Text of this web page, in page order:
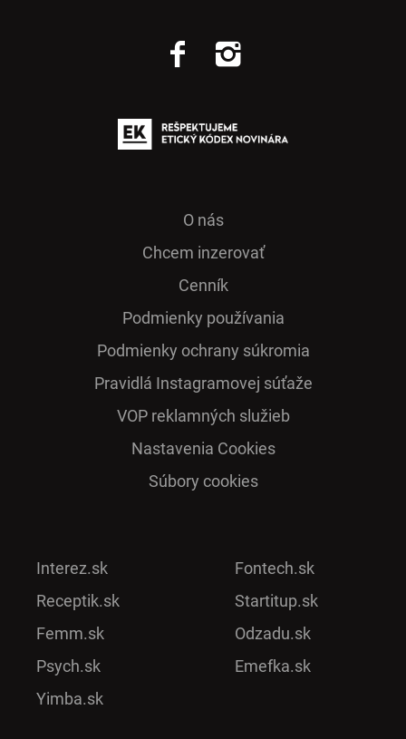
O nás
Chcem inzerovať
Cenník
Podmienky používania
Podmienky ochrany súkromia
Pra­vidlá Ins­ta­gra­mo­vej sú­ťaže
VOP reklamných služieb
Nastavenia Cookies
Súbory cookies
Interez.sk
Receptik.sk
Femm.sk
Psych.sk
Yimba.sk
Fontech.sk
Startitup.sk
Odzadu.sk
Emefka.sk